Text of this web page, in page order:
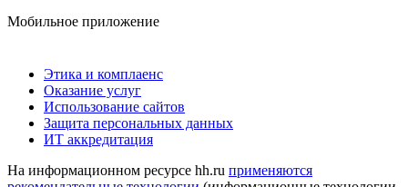
Мобильное приложение
Этика и комплаенс
Оказание услуг
Использование сайтов
Защита персональных данных
ИТ аккредитация
На информационном ресурсе hh.ru применяются